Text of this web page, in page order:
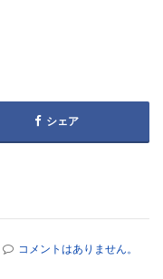
シェア
コメントはありません。